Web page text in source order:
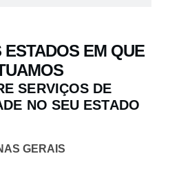
ESTADOS EM QUE
SERVIÇOS DE
NO SEU ESTADO
GERAIS